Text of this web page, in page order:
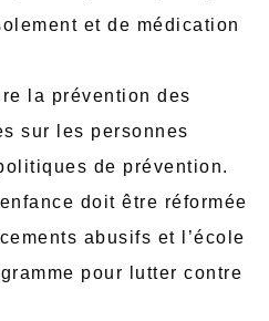
et de médication
la prévention des
sur les personnes
de prévention.
doit être réformée
abusifs et l’école
pour lutter contre